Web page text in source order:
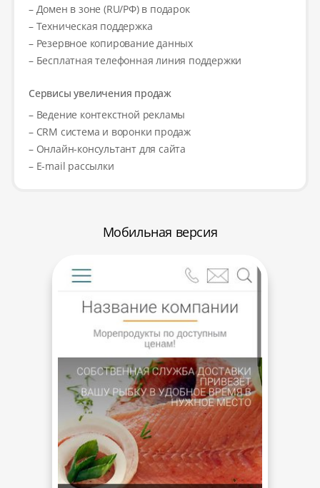
– Домен в зоне (RU/РФ) в подарок
– Техническая поддержка
– Резервное копирование данных
– Бесплатная телефонная линия поддержки
Сервисы увеличения продаж
– Ведение контекстной рекламы
– CRM система и воронки продаж
– Онлайн-консультант для сайта
– E-mail рассылки
Мобильная версия